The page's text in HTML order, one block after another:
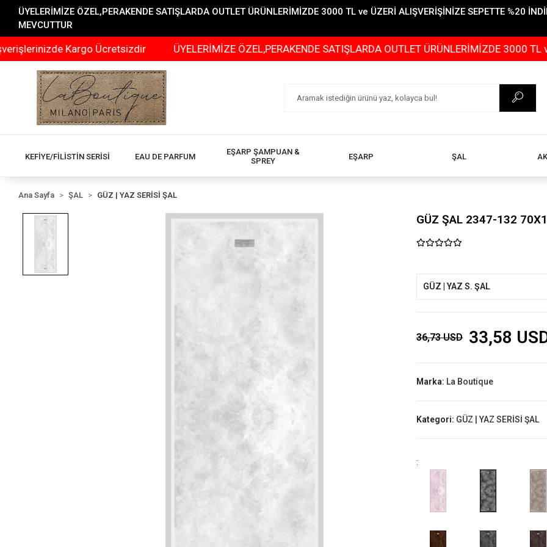
ÜYELERİMİZE ÖZEL,PERAKENDE SATIŞLARDA OUTLET ÜRÜNLERİMİZDE 3000 TL ve ÜZERİ ALIŞVERİŞİNİZE SEPETTE %20
MEVCUTTUR
Kargo Ücretsizdir ÜYELERİMİZE ÖZEL,PERAKENDE SATIŞLARDA OUTLET ÜRÜNLERİMİZDE 3000 TL ve
KEFİYE/FİLİSTİN SERİSİ EAU DE PARFUM
EŞARP ŞAMPUAN &
SPREY
EŞARP ŞAL
Ana Sayfa ŞAL GÜZ | YAZ SERİSİ ŞAL
GÜZ ŞAL 2347-132
GÜZ | YAZ S. ŞAL
36,73 USD 33,58
Marka: La Boutique
Kategori: GÜZ | YAZ SERİSİ ŞAL
: